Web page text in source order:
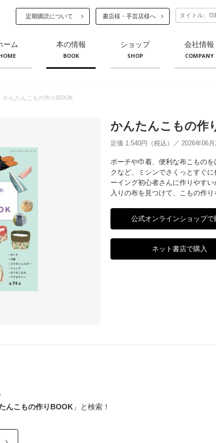
定期購読について 書店様・手芸店様へ
ーム 本の情報
BOOK
ショップ
SHOP
会社情報
COMPANY
かんたんこもの作りBOOK
かんたんこもの作
定価 1,540円（税込）／ 2026年06
ポーチや巾着、便利な布こもの
クなど、ミシンでさくっとすぐ
ーイング初心者さんに作りやす
入りの布を見つけて、こもの作
公式オンラインショップで
ネット書店で購入
んこもの作りBOOK 」と検索！